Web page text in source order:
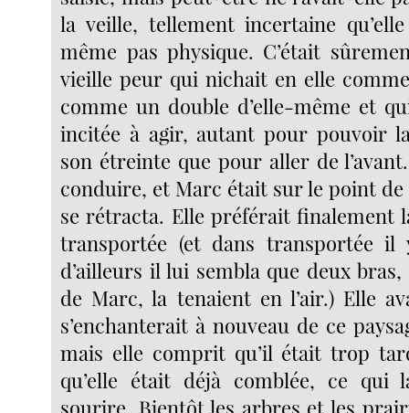
la veille, tellement incertaine
même pas physique. C’était
vieille peur qui nichait en elle
comme un double d’elle-même et
incitée à agir, autant pour pouvoir
son étreinte que pour aller de
conduire, et Marc était sur le point de
se rétracta. Elle préférait finalement
transportée (et dans transportée
d’ailleurs il lui sembla que deux
de Marc, la tenaient en l’air.) Elle
s’enchanterait à nouveau de ce
mais elle comprit qu’il était trop
qu’elle était déjà comblée, ce
sourire. Bientôt les arbres et les